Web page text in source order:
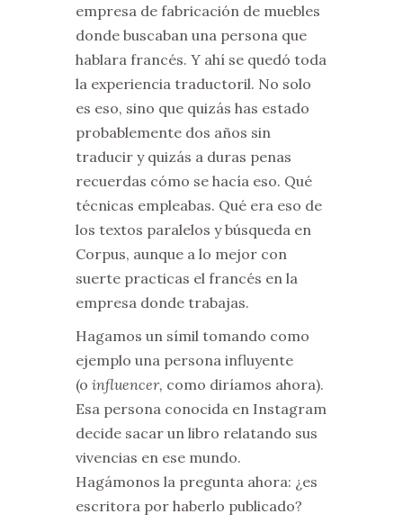
empresa de fabricación de muebles
donde buscaban una persona que
hablara francés. Y ahí se quedó toda
la experiencia traductoril. No solo
es eso, sino que quizás has estado
probablemente dos años sin
traducir y quizás a duras penas
recuerdas cómo se hacía eso. Qué
técnicas empleabas. Qué era eso de
los textos paralelos y búsqueda en
Corpus, aunque a lo mejor con
suerte practicas el francés en la
empresa donde trabajas.
Hagamos un símil tomando como
ejemplo una persona influyente
(o influencer, como diríamos ahora).
Esa persona conocida en Instagram
decide sacar un libro relatando sus
vivencias en ese mundo.
Hagámonos la pregunta ahora: ¿es
escritora por haberlo publicado?